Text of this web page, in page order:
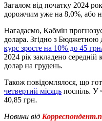
Загалом від початку 2024
дорожчим уже на 8,0%, або
Нагадаємо, Кабмін
долара. Згідно з Бюджетною
курс зросте на 10% до 45
2024 рік закладено
долар на грудень.
Також повідомлялося, що
четвертий місяць поспіль. У
40,85 грн.
Новини від